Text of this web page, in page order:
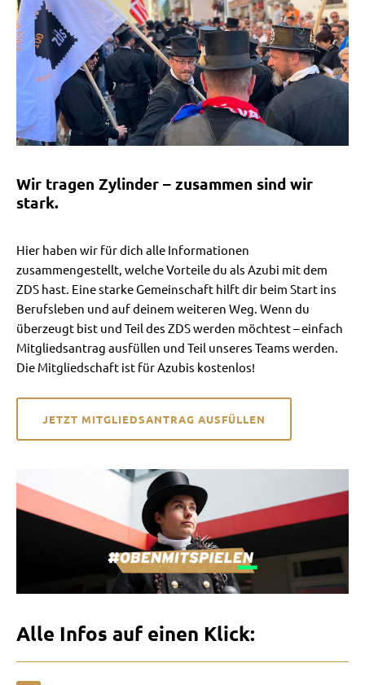
Wir tragen Zylinder – zusammen sind wir
stark.
Hier haben wir für dich alle Informationen
zusammengestellt, welche Vorteile du als Azubi mit dem
ZDS hast. Eine starke Gemeinschaft hilft dir beim Start ins
Berufsleben und auf deinem weiteren Weg. Wenn du
überzeugt bist und Teil des ZDS werden möchtest – einfach
Mitgliedsantrag ausfüllen und Teil unseres Teams werden.
Die Mitgliedschaft ist für Azubis kostenlos!
JETZT MITGLIEDSANTRAG AUSFÜLLEN
Alle Infos auf einen Klick: